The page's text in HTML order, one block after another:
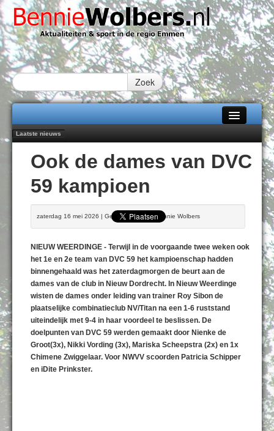
Zoek
Home
Alle categorieën
Over Bennie Wolbers
Fotoboek
Laatste nieuws
Daan Lambers tekent eerste profcontract bij FC Emmen
Jubileumfeest 35 jaar De Amer
Hunzeloopwandeltocht keert op 19 september 2026 terug naar Zuidlaren
102 kaarsen voor eeuwling Mieke Sijbom-Maatje
DONDERDAG 06 AUG 2026
Ook de dames van DVC
59 kampioen
zaterdag 16 mei 2026 | Geschreven door Bennie Wolbers
NIEUW WEERDINGE - Terwijl in de voorgaande twee weken ook
het 1e en 2e team van DVC 59 het kampioenschap hadden
binnengehaald was het zaterdagmorgen de beurt aan de
dames van de club in Nieuw Dordrecht. In Nieuw Weerdinge
wisten de dames onder leiding van trainer Roy Sibon de
plaatselijke combinatieclub NV/Titan na een 1-6 ruststand
uiteindelijk met 9-4 in haar voordeel te beslissen. De
doelpunten van DVC 59 werden gemaakt door Nienke de
Groot(3x), Nikki Vording (3x), Mariska Scheepstra (2x) en 1x
Chimene Zwiggelaar. Voor NWVV scoorden Patricia Schipper
en iDite Prinkster.